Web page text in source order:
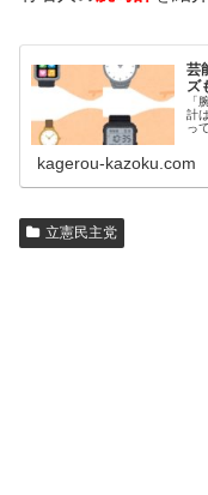
芸
ズ
「
計
っ
kagerou-kazoku.com
立憲民主党